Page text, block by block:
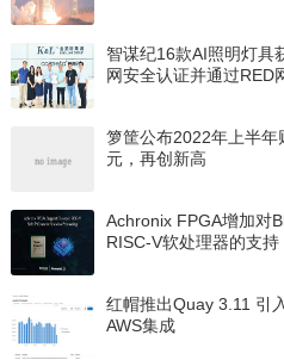
智谋纪16款AI照明灯具
网安全认证并通过RED
箩筐公布2022年上半
元，再创新高
Achronix FPGA增加对
RISC-V软处理器的支
红帽推出Quay 3.11 引
AWS集成